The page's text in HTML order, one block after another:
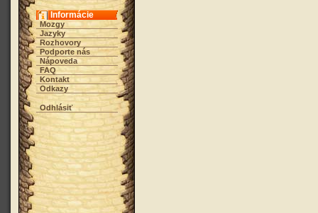
Informácie
Mozgy
Jazyky
Rozhovory
Podporte nás
Nápoveda
FAQ
Kontakt
Odkazy
Odhlásiť